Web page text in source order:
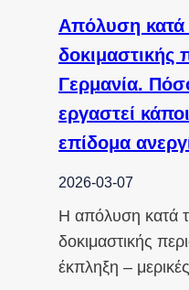
Απόλυση κατά
δοκιμαστικής
Γερμανία.
εργαστεί
επίδομα
2026-03-07
Η απόλυση κατά
δοκιμαστικής
έκπληξη –